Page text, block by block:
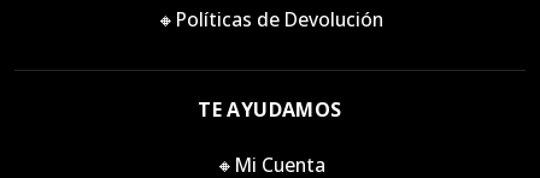
🔸Políticas de Devolución
TE AYUDAMOS
🔸Mi Cuenta